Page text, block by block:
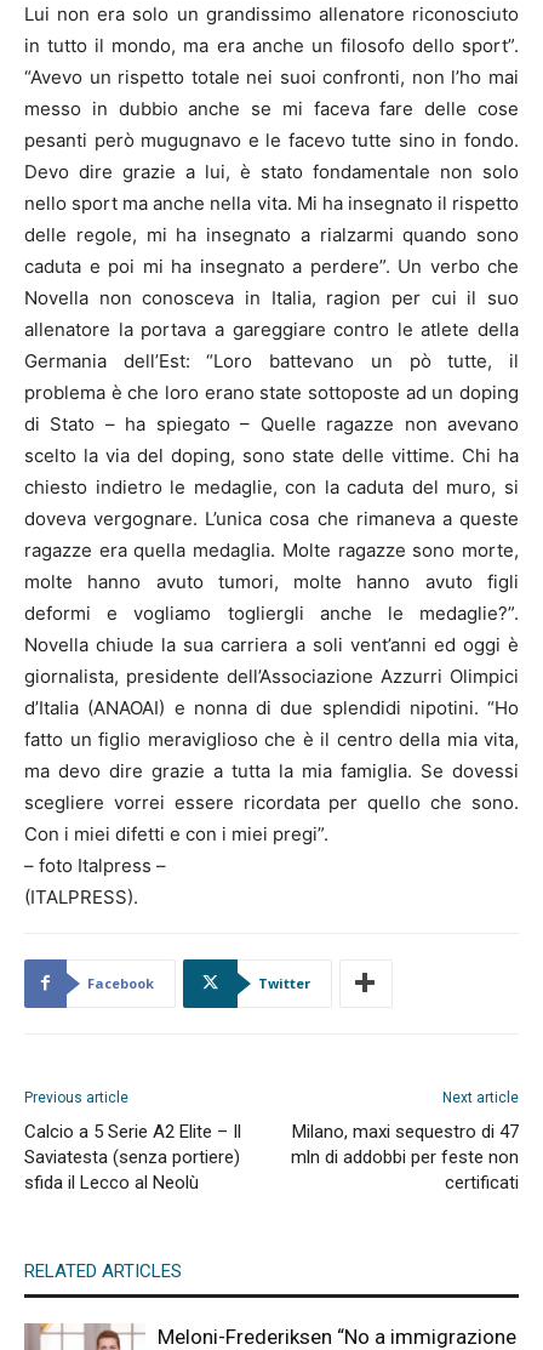
Lui non era solo un grandissimo allenatore riconosciuto
in tutto il mondo, ma era anche un filosofo dello sport”.
“Avevo un rispetto totale nei suoi confronti, non l’ho mai
messo in dubbio anche se mi faceva fare delle cose
pesanti però mugugnavo e le facevo tutte sino in fondo.
Devo dire grazie a lui, è stato fondamentale non solo
nello sport ma anche nella vita. Mi ha insegnato il rispetto
delle regole, mi ha insegnato a rialzarmi quando sono
caduta e poi mi ha insegnato a perdere”. Un verbo che
Novella non conosceva in Italia, ragion per cui il suo
allenatore la portava a gareggiare contro le atlete della
Germania dell’Est: “Loro battevano un pò tutte, il
problema è che loro erano state sottoposte ad un doping
di Stato – ha spiegato – Quelle ragazze non avevano
scelto la via del doping, sono state delle vittime. Chi ha
chiesto indietro le medaglie, con la caduta del muro, si
doveva vergognare. L’unica cosa che rimaneva a queste
ragazze era quella medaglia. Molte ragazze sono morte,
molte hanno avuto tumori, molte hanno avuto figli
deformi e vogliamo togliergli anche le medaglie?”.
Novella chiude la sua carriera a soli vent’anni ed oggi è
giornalista, presidente dell’Associazione Azzurri Olimpici
d’Italia (ANAOAI) e nonna di due splendidi nipotini. “Ho
fatto un figlio meraviglioso che è il centro della mia vita,
ma devo dire grazie a tutta la mia famiglia. Se dovessi
scegliere vorrei essere ricordata per quello che sono.
Con i miei difetti e con i miei pregi”.
– foto Italpress –
(ITALPRESS).
Facebook Twitter
Previous article
Calcio a 5 Serie A2 Elite – Il
Saviatesta (senza portiere)
sfida il Lecco al Neolù
Next article
Milano, maxi sequestro di 47
mln di addobbi per feste non
certificati
RELATED ARTICLES
Meloni-Frederiksen “No a immigrazione